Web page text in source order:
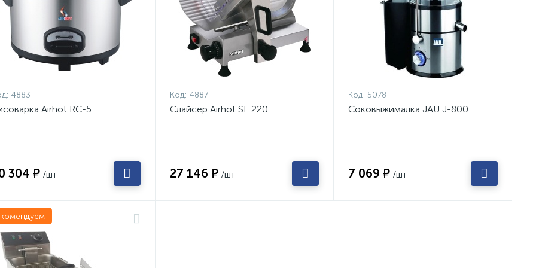
4883
Airhot RC-5
304 ₽ /шт
Код: 4887
Слайсер Airhot SL 220
27 146 ₽ /шт
Код: 5078
Соковыжималка JAU J-800
7 069 ₽ /шт